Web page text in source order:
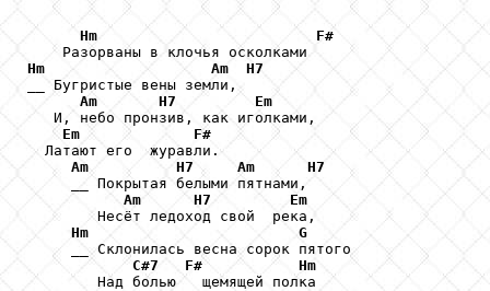
Hm
F#
Hm
Am
H7
__ Бугристые вены земли,
Am
H7
Em
   И, небо пронзив, как иголками,
Em
F#
  Латают его  журавли.
Am
H7 Am
H7
     __ Покрытая белыми пятнами,
Am
H7
Em
        Несёт ледоход свой  река,
Hm
G
     __ Склонилась весна сорок пятого
C#7
F#
Hm
        Над болью   щемящей полка